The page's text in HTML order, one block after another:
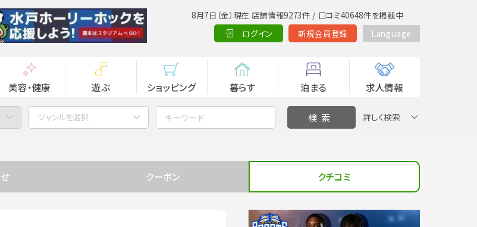
8月7日（金）現在 店舗情報9273件 / 口コミ40648件を掲載中
ログイン
新規会員登録 Language
美容・健康 遊ぶ ショッピング 暮らす 泊まる 求人情報
ジャンルを選択 詳しく検索
クーポン クチコミ